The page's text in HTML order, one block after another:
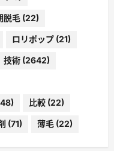
脱毛 (22)
ロリポップ (21)
技術 (2642)
比較 (22)
(71) 薄毛 (22)